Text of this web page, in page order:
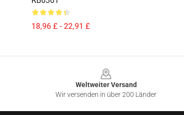
18,96 £ - 22,91 £
Weltweiter Versand
Wir versenden in über 200 Länder